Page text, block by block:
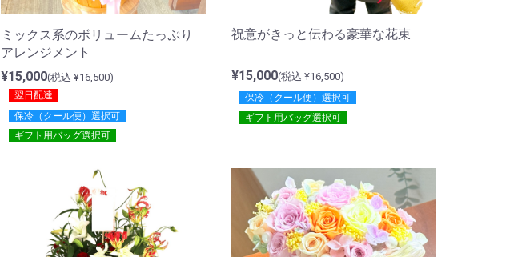
ミックス系のボリュームたっぷり
アレンジメント
¥15,000(税込 ¥16,500)
翌日配達
保冷（クール便）選択可
ギフト用バッグ選択可
祝意がきっと伝わる豪華な花束
¥15,000(税込 ¥16,500)
保冷（クール便）選択可
ギフト用バッグ選択可